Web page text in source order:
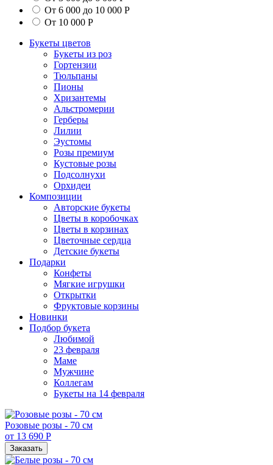
От 6 000 до 10 000 Р
От 10 000 Р
Букеты цветов
Букеты из роз
Гортензии
Тюльпаны
Пионы
Хризантемы
Альстромерии
Герберы
Лилии
Эустомы
Розы премиум
Кустовые розы
Подсолнухи
Орхидеи
Композиции
Авторские букеты
Цветы в коробочках
Цветы в корзинах
Цветочные сердца
Детские букеты
Подарки
Конфеты
Мягкие игрушки
Открытки
Фруктовые корзины
Новинки
Подбор букета
Любимой
23 февраля
Маме
Мужчине
Коллегам
Букеты на 14 февраля
Розовые розы - 70 см
от 13 690 Р
Заказать